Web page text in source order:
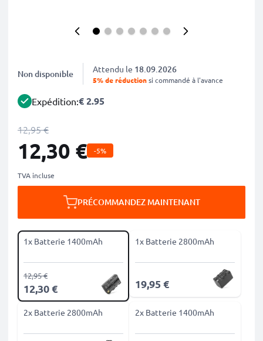
Non disponible Attendu le 18.09.2026
5% de réductionsi commandé à l'avance
Expédition:€ 2.95
12,95 €
12,30 € -5%
TVA incluse
PRÉCOMMANDEZ MAINTENANT
1x Batterie 1400mAh
12,30 €
12,95 €
1x Batterie 2800mAh
19,95 €
2x Batterie 2800mAh 2x Batterie 1400mAh